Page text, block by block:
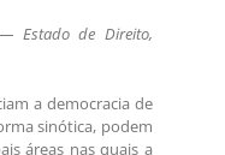
Estado de Direito,
a democracia de
sinótica, podem
áreas nas quais a